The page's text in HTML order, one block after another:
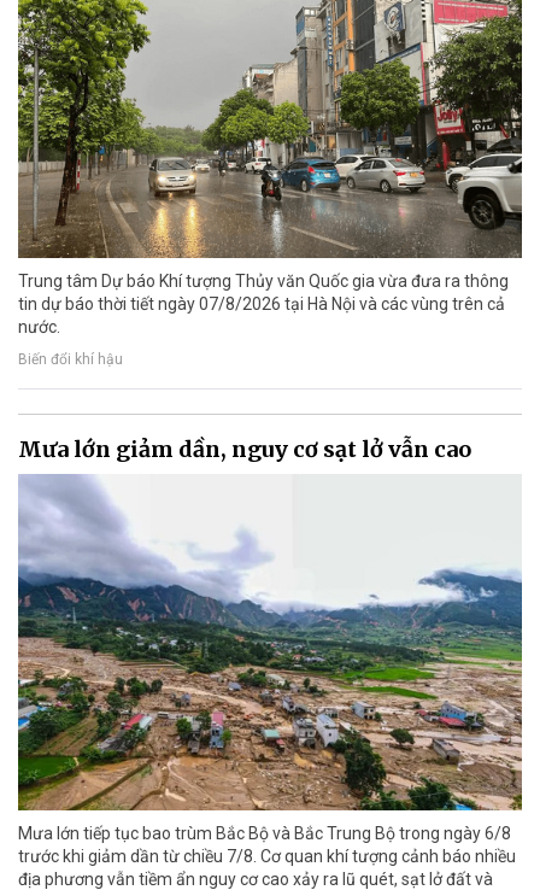
Trung tâm Dự báo Khí tượng Thủy văn Quốc gia vừa đưa ra thông
tin dự báo thời tiết ngày 07/8/2026 tại Hà Nội và các vùng trên cả
nước.
Biến đổi khí hậu
Mưa lớn giảm dần, nguy cơ sạt lở vẫn cao
Mưa lớn tiếp tục bao trùm Bắc Bộ và Bắc Trung Bộ trong ngày 6/8
trước khi giảm dần từ chiều 7/8. Cơ quan khí tượng cảnh báo nhiều
địa phương vẫn tiềm ẩn nguy cơ cao xảy ra lũ quét, sạt lở đất và